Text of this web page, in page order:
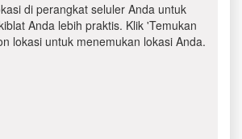
di perangkat seluler Anda untuk
Anda lebih praktis. Klik 'Temukan
lokasi untuk menemukan lokasi Anda.